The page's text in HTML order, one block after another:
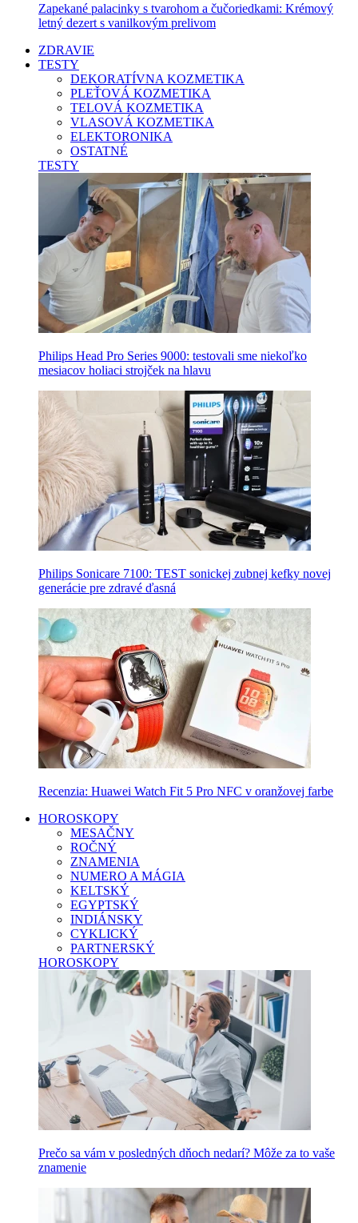
Zapekané palacinky s tvarohom a čučoriedkami: Krémový
letný dezert s vanilkovým prelivom
ZDRAVIE
TESTY
DEKORATÍVNA KOZMETIKA
PLEŤOVÁ KOZMETIKA
TELOVÁ KOZMETIKA
VLASOVÁ KOZMETIKA
ELEKTORONIKA
OSTATNÉ
TESTY
Philips Head Pro Series 9000: testovali sme niekoľko
mesiacov holiaci strojček na hlavu
Philips Sonicare 7100: TEST sonickej zubnej kefky novej
generácie pre zdravé ďasná
Recenzia: Huawei Watch Fit 5 Pro NFC v oranžovej farbe
HOROSKOPY
MESAČNY
ROČNÝ
ZNAMENIA
NUMERO A MÁGIA
KELTSKÝ
EGYPTSKÝ
INDIÁNSKY
CYKLICKÝ
PARTNERSKÝ
HOROSKOPY
Prečo sa vám v posledných dňoch nedarí? Môže za to vaše
znamenie